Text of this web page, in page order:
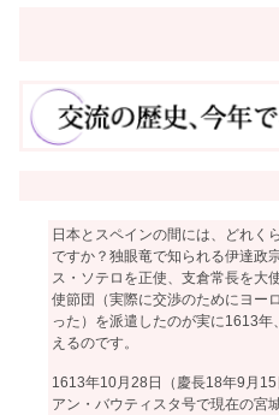
日本とスペインの間には、どれく
ですか？独眼竜で知られる伊達政
ス・ソテロを正使、支倉常長を大
使節団（実際に交渉のためにヨー
った）を派遣したのが実に1613
えるのです。
1613年10月28日（慶長18年9月
アン・バウティスタ号で現在の宮